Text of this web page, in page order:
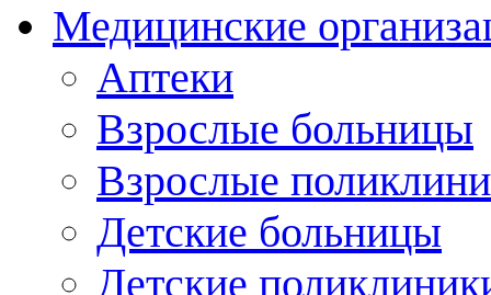
Медицинские
Аптеки
Взрослые больницы
Взрослые
Детские больницы
Детские